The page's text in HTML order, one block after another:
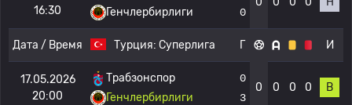
16:30
Генчлербирлиги
0
Дата / Время Турция: Суперлига Г И
17.05.2026
20:00
Трабзонспор
Генчлербирлиги
0
3
0 0 0 0 В